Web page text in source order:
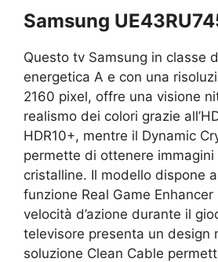
Samsung
Questo tv Samsung in classe
energetica A e con una
2160 pixel, offre una visione
realismo dei colori grazie
HDR10+, mentre il Dynamic
permette di ottenere immagini
cristalline. Il modello dispone
funzione Real Game
velocità d’azione durante il
televisore presenta un design
soluzione Clean Cable